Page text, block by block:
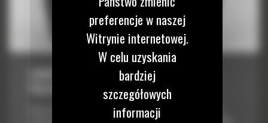
CHWYTAK WIELOPALCZASTY GSV525 Z 5
PALCAMI, O POJEMNOŚCI 950 LITRÓW
Gama chwytaków wielopalczastych Cat® GSV obejmuje modele i
rozmiary przeznaczone dla szerokiego zakresu zastosowań. Dzięki
preferencje w naszej
Witrynie internetowej.
W celu uzyskania
bardziej
szczegółowych
informacji